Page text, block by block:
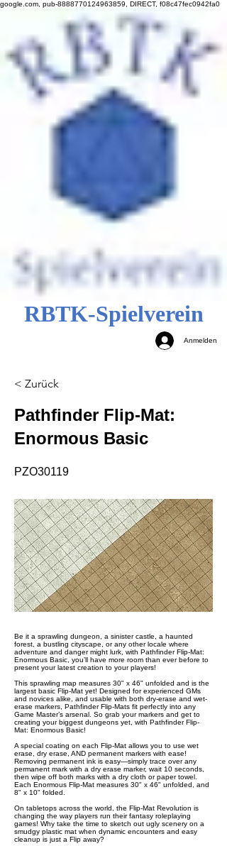
google.com, pub-8888770124963859, DIRECT, f08c47fec0942fa0
RBTK-Spielverein
Anmelden
< Zurück
Pathfinder Flip-Mat:
Enormous Basic
PZO30119
Be it a sprawling dungeon, a sinister castle, a haunted
forest, a bustling cityscape, or any other locale where
adventure and danger might lurk, with Pathfinder Flip-Mat:
Enormous Basic, you’ll have more room than ever before to
present your latest creation to your players!
This sprawling map measures 30" x 46" unfolded and is the
largest basic Flip-Mat yet! Designed for experienced GMs
and novices alike, and usable with both dry-erase and wet-
erase markers, Pathfinder Flip-Mats fit perfectly into any
Game Master’s arsenal. So grab your markers and get to
creating your biggest dungeons yet, with Pathfinder Flip-
Mat: Enormous Basic!
A special coating on each Flip-Mat allows you to use wet
erase, dry erase, AND permanent markers with ease!
Removing permanent ink is easy—simply trace over any
permanent mark with a dry erase marker, wait 10 seconds,
then wipe off both marks with a dry cloth or paper towel.
Each Enormous Flip-Mat measures 30" x 46" unfolded, and
8" x 10" folded.
On tabletops across the world, the Flip-Mat Revolution is
changing the way players run their fantasy roleplaying
games! Why take the time to sketch out ugly scenery on a
smudgy plastic mat when dynamic encounters and easy
cleanup is just a Flip away?